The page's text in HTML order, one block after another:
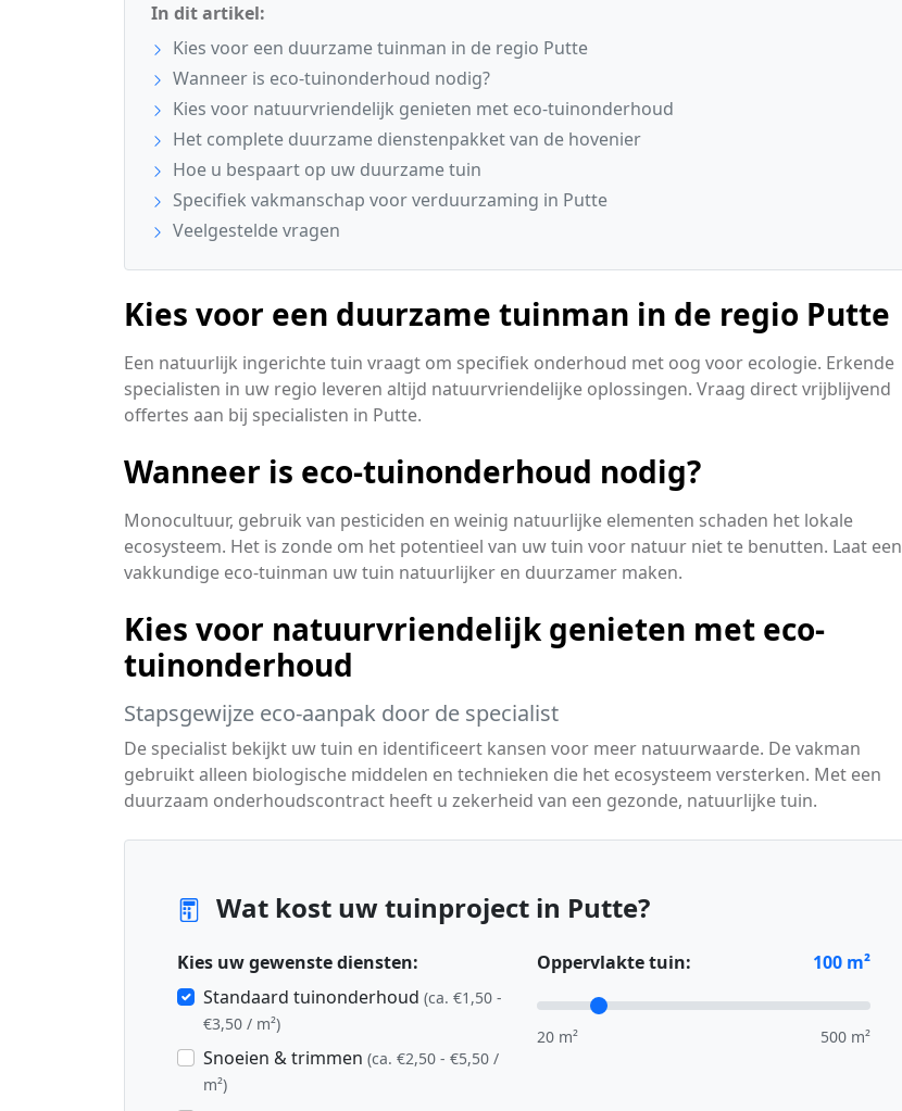
In dit artikel:
Kies voor een duurzame tuinman in de regio Putte
Wanneer is eco-tuinonderhoud nodig?
Kies voor natuurvriendelijk genieten met eco-tuinonderhoud
Het complete duurzame dienstenpakket van de hovenier
Hoe u bespaart op uw duurzame tuin
Specifiek vakmanschap voor verduurzaming in Putte
Veelgestelde vragen
Kies voor een duurzame tuinman in de regio Putte
Een natuurlijk ingerichte tuin vraagt om specifiek onderhoud met oog voor ecologie. Erkende
specialisten in uw regio leveren altijd natuurvriendelijke oplossingen. Vraag direct vrijblijvend
offertes aan bij specialisten in Putte.
Wanneer is eco-tuinonderhoud nodig?
Monocultuur, gebruik van pesticiden en weinig natuurlijke elementen schaden het lokale
ecosysteem. Het is zonde om het potentieel van uw tuin voor natuur niet te benutten. Laat een
vakkundige eco-tuinman uw tuin natuurlijker en duurzamer maken.
Kies voor natuurvriendelijk genieten met eco-
tuinonderhoud
Stapsgewijze eco-aanpak door de specialist
De specialist bekijkt uw tuin en identificeert kansen voor meer natuurwaarde. De vakman
gebruikt alleen biologische middelen en technieken die het ecosysteem versterken. Met een
duurzaam onderhoudscontract heeft u zekerheid van een gezonde, natuurlijke tuin.
Wat kost uw tuinproject in Putte?
Kies uw gewenste diensten:
Standaard tuinonderhoud (ca. €1,50 -
€3,50 / m²)
Snoeien & trimmen (ca. €2,50 - €5,50 /
m²)
Oppervlakte tuin: 100 m²
20 m² 500 m²